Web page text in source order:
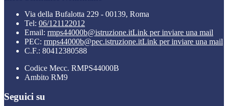
Via della Bufalotta 229 - 00139, Roma
Tel: 06/121122012
Email: rmps44000b@istruzione.itLink per inviare una mail
PEC: rmps44000b@pec.istruzione.itLink per inviare una mail
C.F.: 80412380588
Codice Mecc. RMPS44000B
Ambito RM9
Seguici su